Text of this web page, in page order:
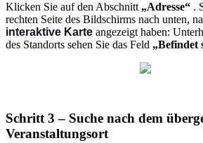
Klicken Sie auf den Abschnitt „Adresse“ .
rechten Seite des Bildschirms nach unten,
interaktive Karte angezeigt haben:
des Standorts sehen Sie das Feld „Befindet
Schritt 3 – Suche nach dem
Veranstaltungsort